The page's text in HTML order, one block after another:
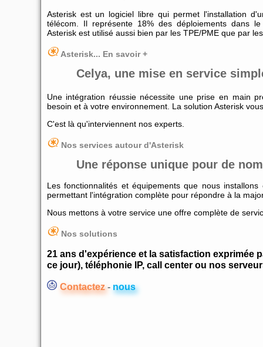
Asterisk est un logiciel libre qui permet l'installation
télécom. Il représente 18% des déploiements dans
Asterisk est utilisé aussi bien par les TPE/PME que par
Asterisk... En savoir +
Celya, une mise en service
Une intégration réussie nécessite une prise en main
besoin et à votre environnement. La solution Asterisk
C'est là qu'interviennent nos experts.
Nos services autour d'Asterisk
Une réponse unique pour de
Les fonctionnalités et équipements que nous
permettant l'intégration complète pour répondre à la
Nous mettons à votre service une offre complète de
Nos solutions
21 ans d'expérience et la satisfaction exprimée
ce jour), téléphonie IP, call center ou nos
Contactez- nous